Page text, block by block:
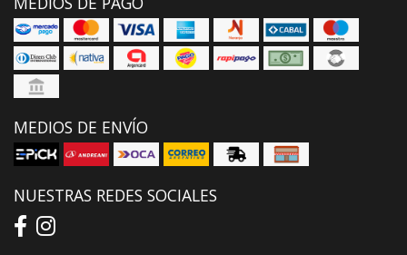
MEDIOS DE ENVÍO
NUESTRAS REDES SOCIALES